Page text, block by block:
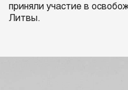
приняли участие в
Литвы.